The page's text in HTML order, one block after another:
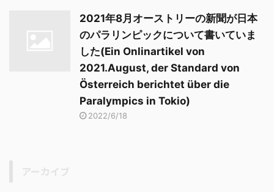
2021年8月オーストリーの新聞が日本
のパラリンピックについて書いていま
した(Ein Onlinartikel von
2021.August, der Standard von
Österreich berichtet über die
Paralympics in Tokio)
2022/6/18